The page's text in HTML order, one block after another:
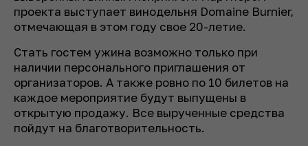
проекта выступает винодельня Domaine Burnier,
отмечающая в этом году свое 20-летие.
Стать гостем ужина возможно только при
наличии персонального приглашения от
организаторов. А также ровно по 10 билетов на
каждое мероприятие будут выпущены в
открытую продажу. Все вырученные средства
пойдут на благотворительность.